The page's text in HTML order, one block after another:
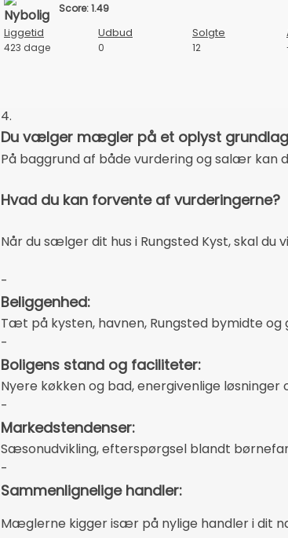
Score: 1.49
Liggetid Udbud Solgte
423 dage 0 12
4.
Du vælger mægler på et oplyst
På baggrund af både vurdering og salær
Hvad du kan forvente af vurderingerne?
Når du sælger dit hus i Rungsted Kyst, skal
-
Beliggenhed:
Tæt på kysten, havnen, Rungsted bymidte og
-
Boligens stand og faciliteter:
Nyere køkken og bad, energivenlige
-
Markedstendenser:
Sæsonudvikling, efterspørgsel blandt
-
Sammenlignelige handler:
Mæglerne kigger især på nylige handler i dit